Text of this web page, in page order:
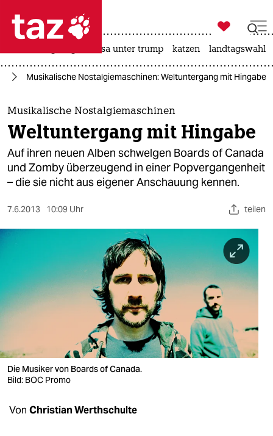
 taz zahl ich
taz zahl ich
themen
politik
öko
berlin
nord
verlag
verlag
veranstaltungen

taz zahl ich
usa unter trump katzen landtagswahl
Musikalische Nostalgiemaschinen: Weltuntergang mit Hingabe
Musikalische Nostalgiemaschinen
Weltuntergang mit Hingabe
Auf ihren neuen Alben schwelgen Boards of Canada
und Zomby überzeugend in einer Popvergangenheit
– die sie nicht aus eigener Anschauung kennen.
7.6.2013 10:09 Uhr teilen
Die Musiker von Boards of Canada.
Bild: BOC Promo
Von Christian Werthschulte